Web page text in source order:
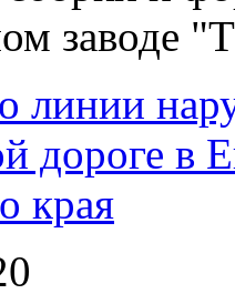
заводе
линии
дороге в
края